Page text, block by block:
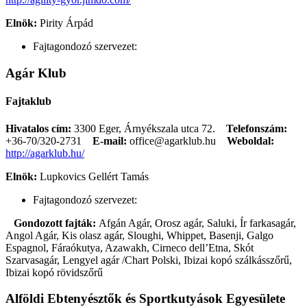
Elnök: Pirity Árpád
Fajtagondozó szervezet:
Agár Klub
Fajtaklub
Hivatalos cím: 3300 Eger, Árnyékszala utca 72. Telefonszám:
+36-70/320-2731
E-mail: office@agarklub.hu
Weboldal:
http://agarklub.hu/
Elnök: Lupkovics Gellért Tamás
Fajtagondozó szervezet:
Gondozott fajták: Afgán Agár, Orosz agár, Saluki, Ír farkasagár,
Angol Agár, Kis olasz agár, Sloughi, Whippet, Basenji, Galgo
Espagnol, Fáraókutya, Azawakh, Cirneco dell’Etna, Skót
Szarvasagár, Lengyel agár /Chart Polski, Ibizai kopó szálkásszőrű,
Ibizai kopó rövidszőrű
Alföldi Ebtenyésztők és Sportkutyások Egyesülete